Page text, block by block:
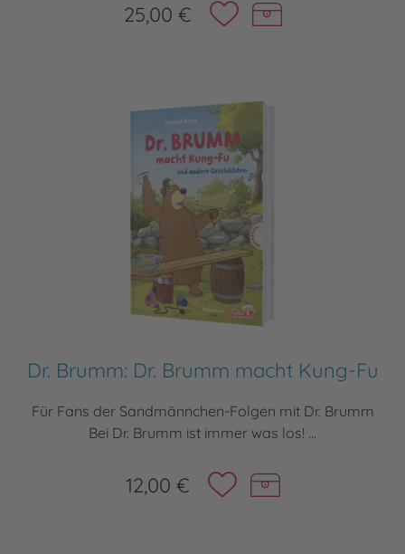
25,00 €
Dr. Brumm: Dr. Brumm macht Kung-Fu
Für Fans der Sandmännchen-Folgen mit Dr. Brumm
Bei Dr. Brumm ist immer was los! ...
12,00 €